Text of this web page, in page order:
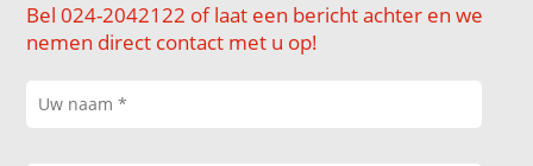
Bel 024-2042122 of laat een bericht achter en we
nemen direct contact met u op!